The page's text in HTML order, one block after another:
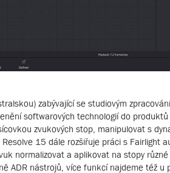
zabývající se studiovým
softwarových technologií do
zvukových stop, manipulovat s
15 dále rozšiřuje práci s Fairlight
normalizovat a aplikovat na stopy
ADR nástrojů, více funkcí najdeme též u